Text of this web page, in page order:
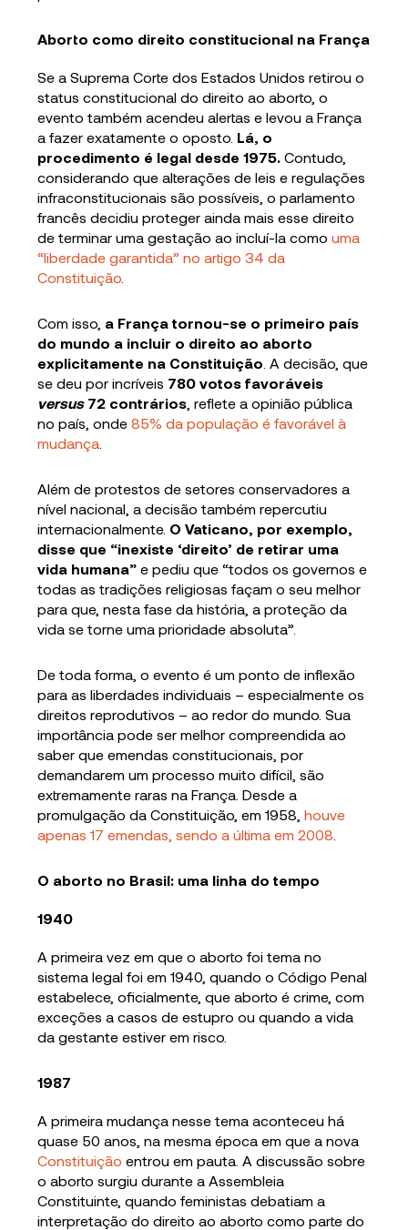
Aborto como direito constitucional na França
Se a Suprema Corte dos Estados Unidos retirou o
status constitucional do direito ao aborto, o
evento também acendeu alertas e levou a França
a fazer exatamente o oposto. Lá, o
procedimento é legal desde 1975. Contudo,
considerando que alterações de leis e regulações
infraconstitucionais são possíveis, o parlamento
francês decidiu proteger ainda mais esse direito
de terminar uma gestação ao incluí-la comouma
“liberdade garantida” no artigo 34 da
Constituição
Com isso, a França tornou-se o primeiro país
do mundo a incluir o direito ao aborto
explicitamente na Constituição . A decisão, que
se deu por incríveis 780 votos favoráveis
versus72 contrários , reflete a opinião pública
no país, onde85% da população é favorável à
mudança
Além de protestos de setores conservadores a
nível nacional, a decisão também repercutiu
internacionalmente. O Vaticano, por exemplo,
disse que “inexiste ‘direito’ de retirar uma
vida humana” e pediu que “todos os governos e
todas as tradições religiosas façam o seu melhor
para que, nesta fase da história, a proteção da
vida se torne uma prioridade absoluta”.
De toda forma, o evento é um ponto de inflexão
para as liberdades individuais – especialmente os
direitos reprodutivos – ao redor do mundo. Sua
importância pode ser melhor compreendida ao
saber que emendas constitucionais, por
demandarem um processo muito difícil, são
extremamente raras na França. Desde a
promulgação da Constituição, em 1958,houve
apenas 17 emendas, sendo a última em 2008
O aborto no Brasil: uma linha do tempo
1940
A primeira vez em que o aborto foi tema no
sistema legal foi em 1940, quando o Código Penal
estabelece, oficialmente, que aborto é crime, com
exceções a casos de estupro ou quando a vida
da gestante estiver em risco.
1987
A primeira mudança nesse tema aconteceu há
quase 50 anos, na mesma época em que a nova
Constituição entrou em pauta. A discussão sobre
o aborto surgiu durante a Assembleia
Constituinte, quando feministas debatiam a
interpretação do direito ao aborto como parte do